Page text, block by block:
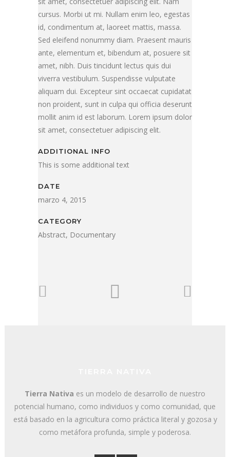
cursus. Morbi ut mi. Nullam enim leo, egestas
id, condimentum at, laoreet mattis, massa.
Sed eleifend nonummy diam. Praesent mauris
ante, elementum et, bibendum at, posuere sit
amet, nibh. Duis tincidunt lectus quis dui
viverra vestibulum. Suspendisse vulputate
aliquam dui. Excepteur sint occaecat cupidatat
non proident, sunt in culpa qui officia deserunt
mollit anim id est laborum. Lorem ipsum dolor
sit amet, consectetuer adipiscing elit.
ADDITIONAL INFO
This is some additional text
DATE
marzo 4, 2015
CATEGORY
Abstract, Documentary
Tierra Nativa es un modelo de desarrollo de nuestro
potencial humano, como individuos y como comunidad, que
está basado en la agricultura como práctica literal y gozosa y
como metáfora profunda, simple y poderosa.